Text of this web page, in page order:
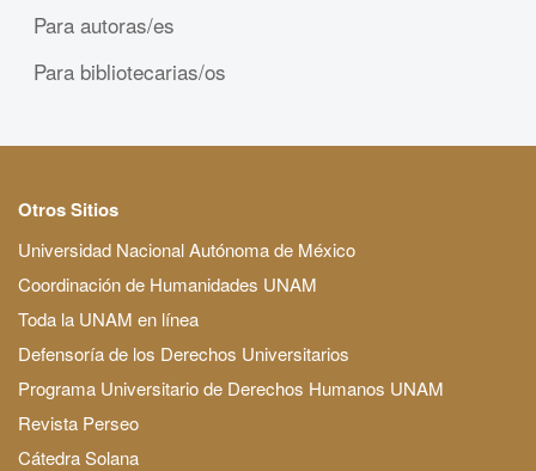
Para autoras/es
Para bibliotecarias/os
Otros Sitios
Universidad Nacional Autónoma de México
Coordinación de Humanidades UNAM
Toda la UNAM en línea
Defensoría de los Derechos Universitarios
Programa Universitario de Derechos Humanos UNAM
Revista Perseo
Cátedra Solana